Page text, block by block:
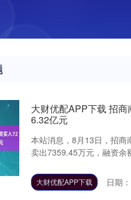
大财优配APP下载 招
6.32亿元
本站消息，8月13日，招
卖出7359.45万元，融资余
大财优配APP下载 日期